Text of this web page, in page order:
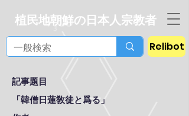
植民地朝鮮の日本人宗教者
Relibot
記事題目
「韓僧日蓮敎徒と爲る」